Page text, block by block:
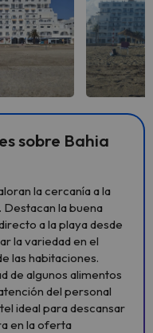
sobre Bahia
la cercanía a la
Destacan la buena
a la playa desde
la variedad en el
las habitaciones.
de algunos alimentos
del personal
ideal para descansar
en la oferta